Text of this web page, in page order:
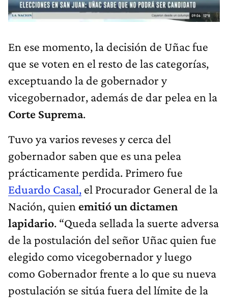
En ese momento, la decisión de Uñac fue
que se voten en el resto de las categorías,
exceptuando la de gobernador y
vicegobernador, además de dar pelea en la
Corte Suprema.
Tuvo ya varios reveses y cerca del
gobernador saben que es una pelea
prácticamente perdida. Primero fue
Eduardo Casal, el Procurador General de la
Nación, quien emitió un dictamen
lapidario. “Queda sellada la suerte adversa
de la postulación del señor Uñac quien fue
elegido como vicegobernador y luego
como Gobernador frente a lo que su nueva
postulación se sitúa fuera del límite de la